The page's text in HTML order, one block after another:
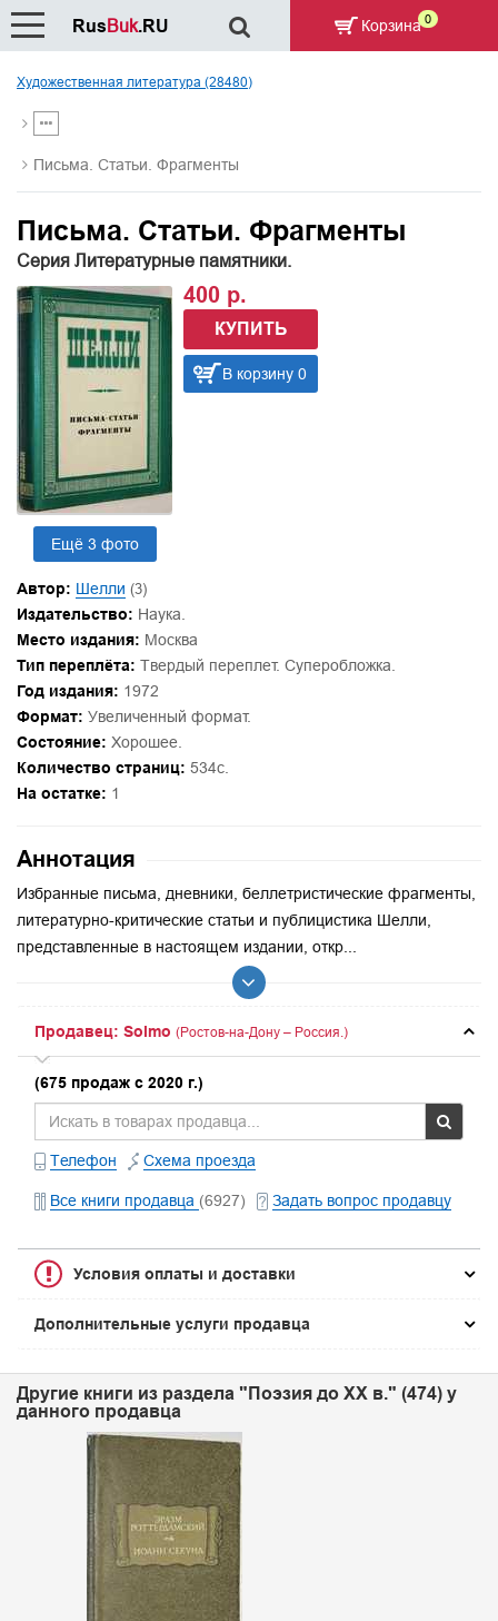
Художественная литература (28480)
Письма. Статьи. Фрагменты
Письма. Статьи. Фрагменты
Серия Литературные памятники.
Ещё 3 фото
400 р.
КУПИТЬ
В корзину 0
Автор: Шелли (3)
Издательство: Наука.
Место издания: Москва
Тип переплёта: Твердый переплет. Суперобложка.
Год издания: 1972
Формат: Увеличенный формат.
Состояние: Хорошее.
Количество страниц: 534с.
На остатке: 1
Аннотация
Избранные письма, дневники, беллетристические фрагменты,
литературно-критические статьи и публицистика Шелли,
представленные в настоящем издании, откр...
Продавец: Solmo (Ростов-на-Дону – Россия.)
(675 продаж с 2020 г.)
Телефон Схема проезда
Все книги продавца (6927) Задать вопрос продавцу
Условия оплаты и доставки
Дополнительные услуги продавца
Другие книги из раздела "Поэзия до XX в." (474) у
данного продавца
RusBuk.RU Корзина 0